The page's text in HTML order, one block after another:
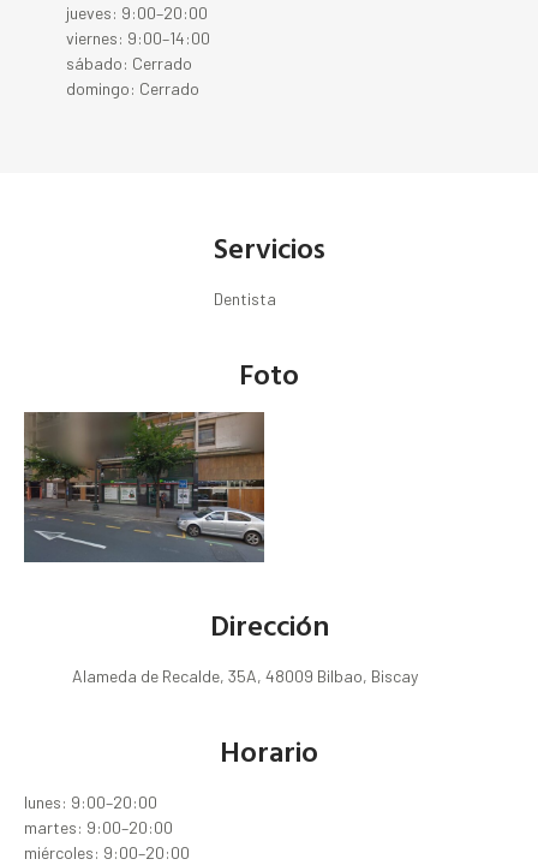
jueves: 9:00–20:00
viernes: 9:00–14:00
sábado: Cerrado
domingo: Cerrado
Servicios
Dentista
Foto
Dirección
Alameda de Recalde, 35A, 48009 Bilbao, Biscay
Horario
lunes: 9:00–20:00
martes: 9:00–20:00
miércoles: 9:00–20:00